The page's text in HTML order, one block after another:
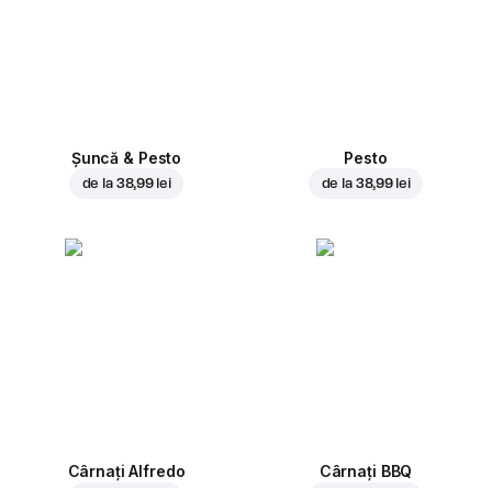
Șuncă & Pesto
de la 38,99 lei
Pesto
de la 38,99 lei
Cârnați Alfredo Cârnați BBQ